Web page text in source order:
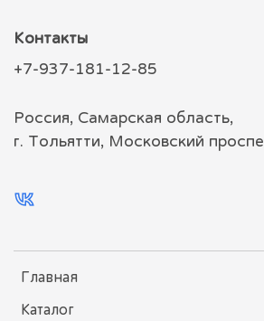
Главная
Каталог
Контакты
+7-937-181-12-85
Россия, Самарская область,
г. Тольятти, Московский